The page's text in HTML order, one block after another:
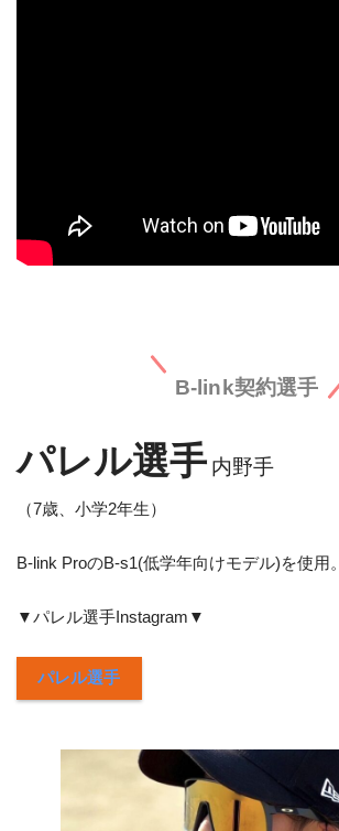
B-link契約選手
パレル選手 内野手
（7歳、小学2年生）
B-link ProのB-s1(低学年向けモデル)を使用。
▼パレル選手Instagram▼
パレル選手